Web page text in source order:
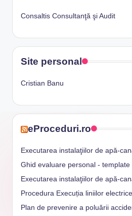
Consaltis Consultanţă şi Audit
Site personal
Cristian Banu
eProceduri.ro
Executarea instalaţiilor de apă-
Ghid evaluare personal - template
Executarea instalaţiilor de apă-
Procedura Execuția liniilor
Plan de prevenire a poluării